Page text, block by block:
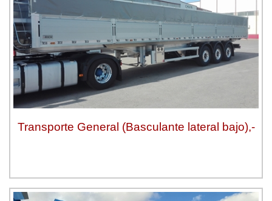
Transporte General (Basculante lateral bajo),-